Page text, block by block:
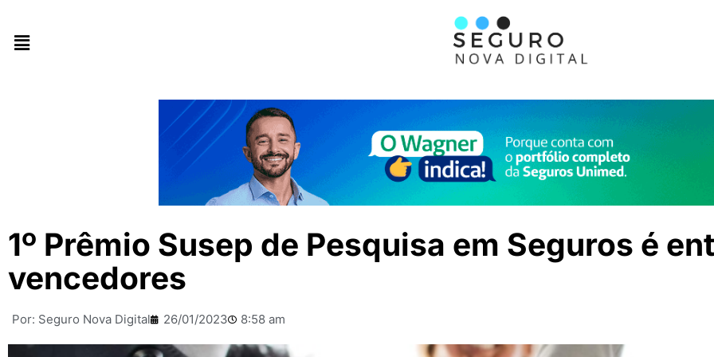
1º Prêmio Susep de Pesquisa em Seguros é
vencedores
Por: Seguro Nova Digital 26/01/2023 8:58 am